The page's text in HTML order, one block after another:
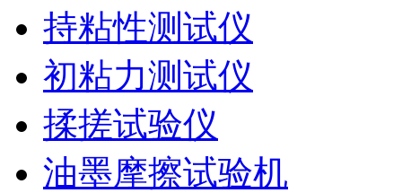
持粘性测试仪
初粘力测试仪
揉搓试验仪
油墨摩擦试验机